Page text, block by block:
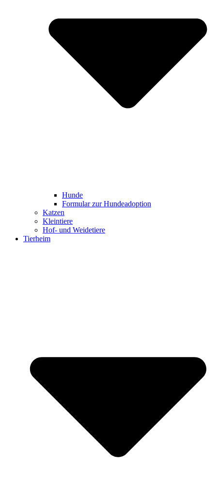
Hunde
Formular zur Hundeadoption
Katzen
Kleintiere
Hof- und Weidetiere
Tierheim